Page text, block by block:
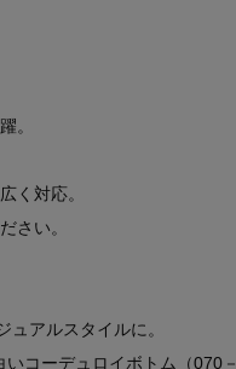
。
く対応。
さい。
アルスタイルに。
コーデュロイボトム（070－